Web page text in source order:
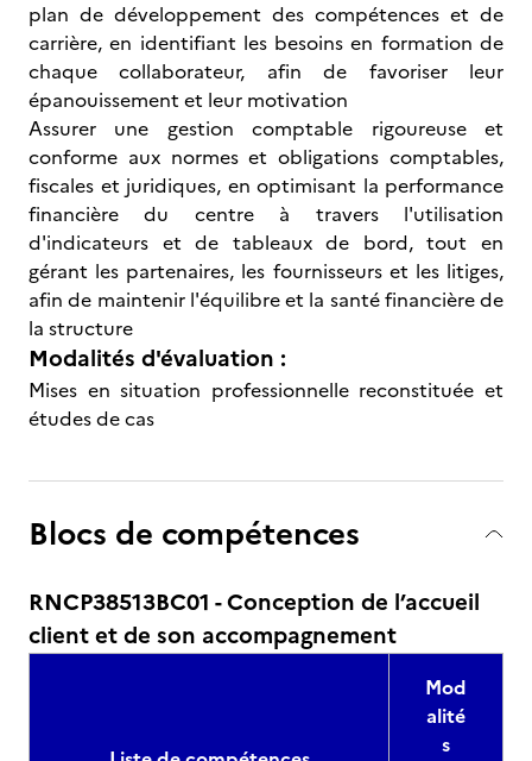
plan de développement des compétences et de
carrière, en identifiant les besoins en formation de
chaque collaborateur, afin de favoriser leur
épanouissement et leur motivation
Assurer une gestion comptable rigoureuse et
conforme aux normes et obligations comptables,
fiscales et juridiques, en optimisant la performance
financière du centre à travers l'utilisation
d'indicateurs et de tableaux de bord, tout en
gérant les partenaires, les fournisseurs et les litiges,
afin de maintenir l'équilibre et la santé financière de
la structure
Modalités d'évaluation :
Mises en situation professionnelle reconstituée et
études de cas
Blocs de compétences
RNCP38513BC01 - Conception de l’accueil
client et de son accompagnement
Mod
alité
s